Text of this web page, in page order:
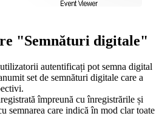
"Semnături digitale"
autentificați pot semna digital
set de semnături digitale care a
împreună cu înregistrările și
semnarea care indică în mod clar toate